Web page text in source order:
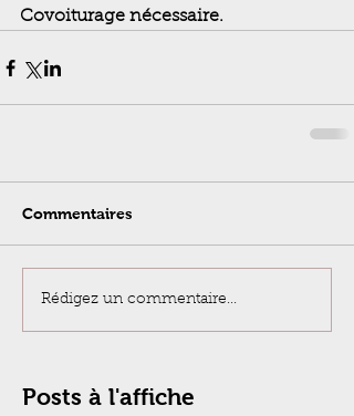
Covoiturage nécessaire.
Commentaires
Rédigez un commentaire...
Posts à l'affiche